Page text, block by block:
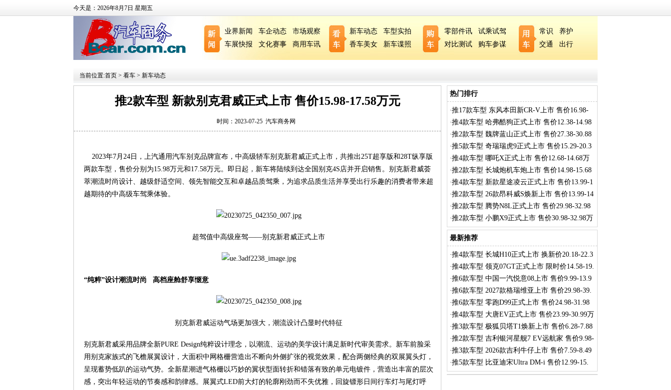
今天是：2026年8月7日 星期五
业界新闻 车企动态
市场观察
车展快报
文化赛事 商用车讯
新车动态
车型实拍
香车美女
新车谍照
零部件讯
试乘试驾
对比测试
购车参谋
常识
养护
交通
出行
当前位置:首页 > 看车 > 新车动态
推2款车型 新款别克君威正式上市 售价15.98-17.58万元
时间：2023-07-25 汽车商务网
2023年7月24日，上汽通用汽车别克品牌宣布，中高级轿车别克新君威正式上市，共推出25T超享版和28T纵享版
两款车型，售价分别为15.98万元和17.58万元。即日起，新车将陆续到达全国别克4S店并开启销售。别克新君威荟
萃潮流时尚设计、越级舒适空间、领先智能交互和卓越品质驾乘，为追求品质生活并享受出行乐趣的消费者带来超
越期待的中高级车驾乘体验。
超驾值中高级座驾——别克新君威正式上市
“纯粹”设计潮流时尚 高档座舱舒享惬意
别克新君威运动气场更加强大，潮流设计凸显时代特征
别克新君威采用品牌全新PURE Design纯粹设计理念，以潮流、运动的美学设计满足新时代审美需求。新车前脸采
用别克家族式的飞檐展翼设计，大面积中网格栅营造出不断向外侧扩张的视觉效果，配合两侧经典的双展翼头灯，
呈现蓄势低趴的运动气势。全新星潮进气格栅以巧妙的翼状型面转折和错落有致的单元电镀件，营造出丰富的层次
感，突出年轻运动的节奏感和韵律感。展翼式LED前大灯的轮廓刚劲而不失优雅，回旋镖形日间行车灯与尾灯呼
热门排行
·推17款车型 东风本田新CR-V上市 售价16.98-
27
·推4款车型 哈弗酷狗正式上市 售价12.38-14.98
·推2款车型 魏牌蓝山正式上市 售价27.38-30.88
·推5款车型 奇瑞瑞虎9正式上市 售价15.29-20.3
·推4款车型 哪吒X正式上市 售价12.68-14.68万
·推2款车型 长城炮机车炮上市 售价14.98-15.68
·推4款车型 新款星途凌云正式上市 售价13.99-1
·推2款车型 26款昂科威S焕新上市 售价13.99-14
·推2款车型 腾势N8L正式上市 售价29.98-32.98
·推2款车型 小鹏X9正式上市 售价30.98-32.98万
最新推荐
·推4款车型 长城H10正式上市 换新价20.18-22.3
·推4款车型 领克07GT正式上市 限时价14.58-19.
·推6款车型 中国一汽悦意08上市 售价9.99-13.9
·推6款车型 2027款格瑞维亚上市 售价29.98-39.
·推6款车型 零跑D99正式上市 售价24.98-31.98
·推4款车型 大唐EV正式上市 售价23.99-30.99万
·推3款车型 极狐贝塔T1焕新上市 售价6.28-7.88
·推2款车型 吉利银河星舰7 EV远航家 售价9.98-
·推3款车型 2026款吉利牛仔上市 售价7.59-8.49
·推5款车型 比亚迪宋Ultra DM-i 售价12.99-15.